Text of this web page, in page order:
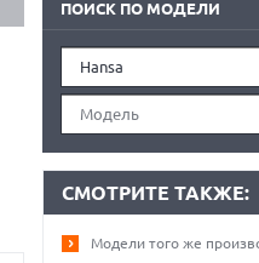
ПОИСК ПО МОДЕЛИ
Hansa
Модель
СМОТРИТЕ ТАКЖЕ:
Модели того же